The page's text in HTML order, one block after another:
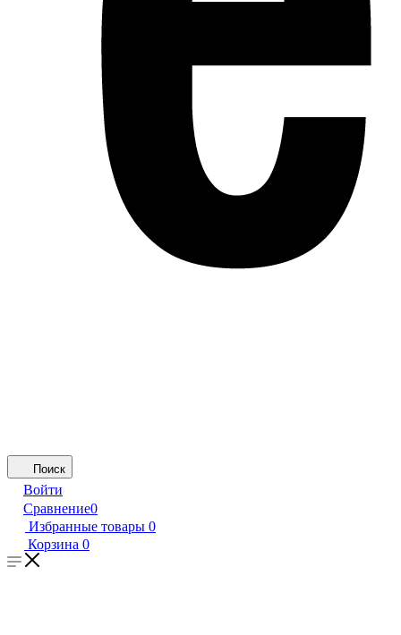
Поиск
Войти
Сравнение0
Избранные товары 0
Корзина 0